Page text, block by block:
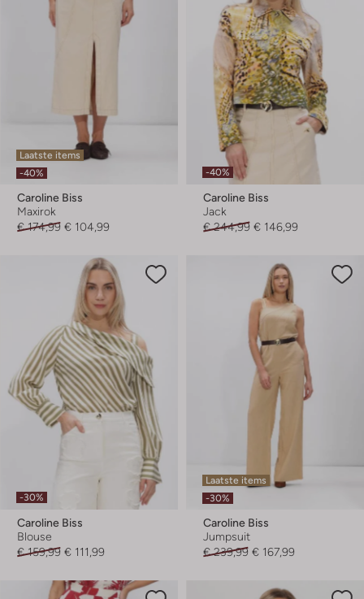
Laatste items
-40%
Caroline Biss
Maxirok
€ 174,99 € 104,99
-40%
Caroline Biss
Jack
€ 244,99 € 146,99
-30%
Caroline Biss
Blouse
€ 159,99 € 111,99
Laatste items
-30%
Caroline Biss
Jumpsuit
€ 239,99 € 167,99